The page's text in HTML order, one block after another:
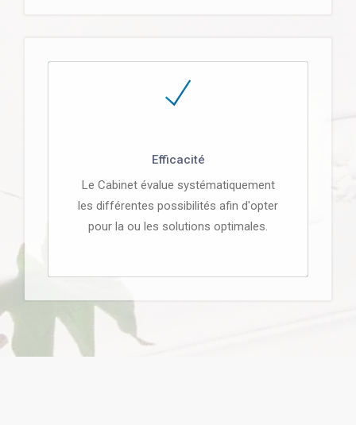
Efficacité
Le Cabinet évalue systématiquement
les différentes possibilités afin d'opter
pour la ou les solutions optimales.